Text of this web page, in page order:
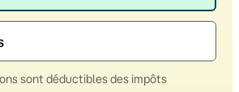
sont déductibles des impôts